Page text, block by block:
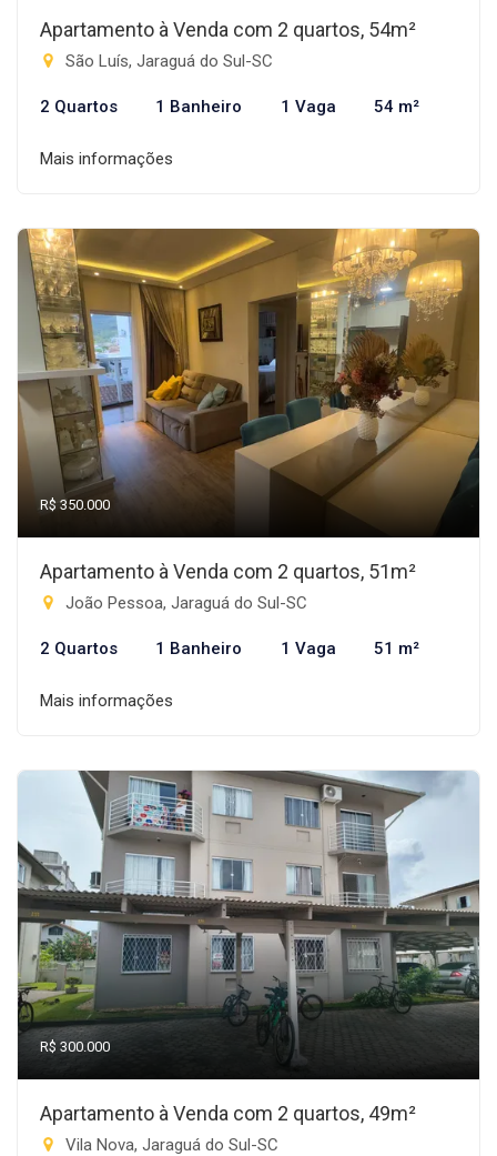
Apartamento à Venda com 2 quartos, 54m²
São Luís, Jaraguá do Sul-SC
2 Quartos 1 Banheiro 1 Vaga 54 m²
Mais informações
R$ 350.000
Apartamento à Venda com 2 quartos, 51m²
João Pessoa, Jaraguá do Sul-SC
2 Quartos 1 Banheiro 1 Vaga 51 m²
Mais informações
R$ 300.000
Apartamento à Venda com 2 quartos, 49m²
Vila Nova, Jaraguá do Sul-SC